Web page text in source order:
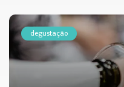
degustação